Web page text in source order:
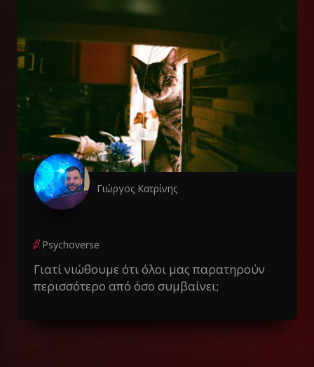
Γιώργος Κατρίνης
Psychoverse
Γιατί νιώθουμε ότι όλοι μας παρατηρούν
περισσότερο από όσο συμβαίνει;